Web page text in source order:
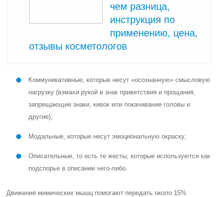
чем разница,
инструкция по
применению, цена,
отзывы косметологов
Коммуникативные, которые несут «осознанную» смысловую
нагрузку (взмахи рукой в знак приветствия и прощания,
запрещающие знаки, кивок или покачивание головы и
другие);
Модальные, которые несут эмоциональную окраску;
Описательные, то есть те жесты, которые используются как
подспорье в описании чего-либо.
Движения мимических мышц помогают передать около 15%